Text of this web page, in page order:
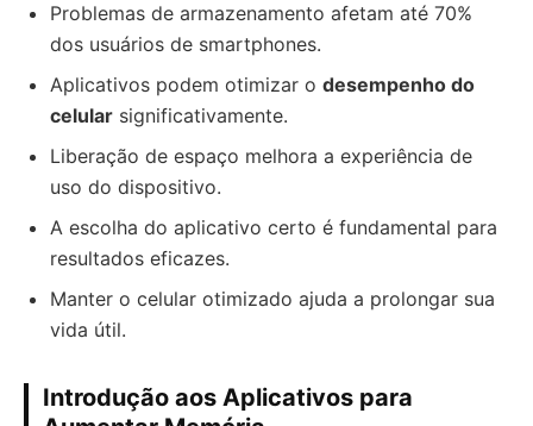
Problemas de armazenamento afetam até 70%
dos usuários de smartphones.
Aplicativos podem otimizar o desempenho do
celular significativamente.
Liberação de espaço melhora a experiência de
uso do dispositivo.
A escolha do aplicativo certo é fundamental para
resultados eficazes.
Manter o celular otimizado ajuda a prolongar sua
vida útil.
Introdução aos Aplicativos para